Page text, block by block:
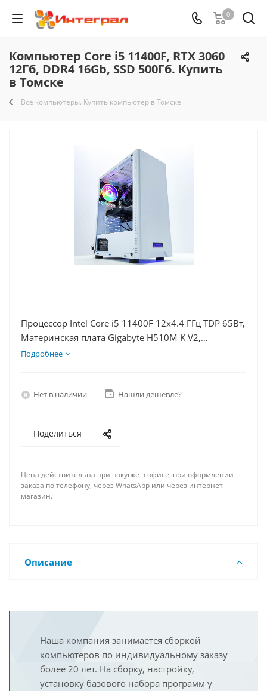
0
Компьютер Core i5 11400F, RTX 3060
12Гб, DDR4 16Gb, SSD 500Гб. Купить
в Томске
Все компьютеры. Купить компьютер в Томске
Процессор Intel Core i5 11400F 12x4.4 ГГц TDP 65Вт,
Материнская плата Gigabyte H510M K V2,
Видеокарта RTX 3060 12Гб, Память DDR4 16Gb,
Подробнее
Нет в наличии Нашли дешевле?
Поделиться
Цена действительна при покупке в офисе, при оформлении
заказа по телефону, через WhatsApp или через интернет-
магазин.
Описание
Наша компания занимается сборкой
компьютеров по индивидуальному заказу
более 20 лет. На сборку, настройку,
установку базового набора программ у